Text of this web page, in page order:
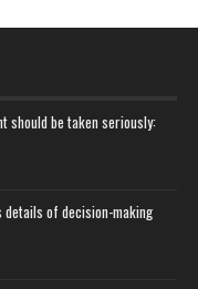
should be taken seriously:
details of decision-making